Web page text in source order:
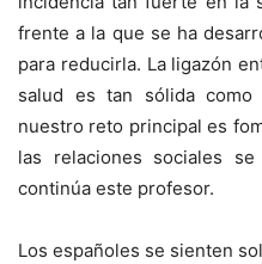
frente a la que se ha
para reducirla. La ligazón
salud es tan sólida
nuestro reto principal es
las relaciones sociales
continúa este profesor.
Los españoles se sienten